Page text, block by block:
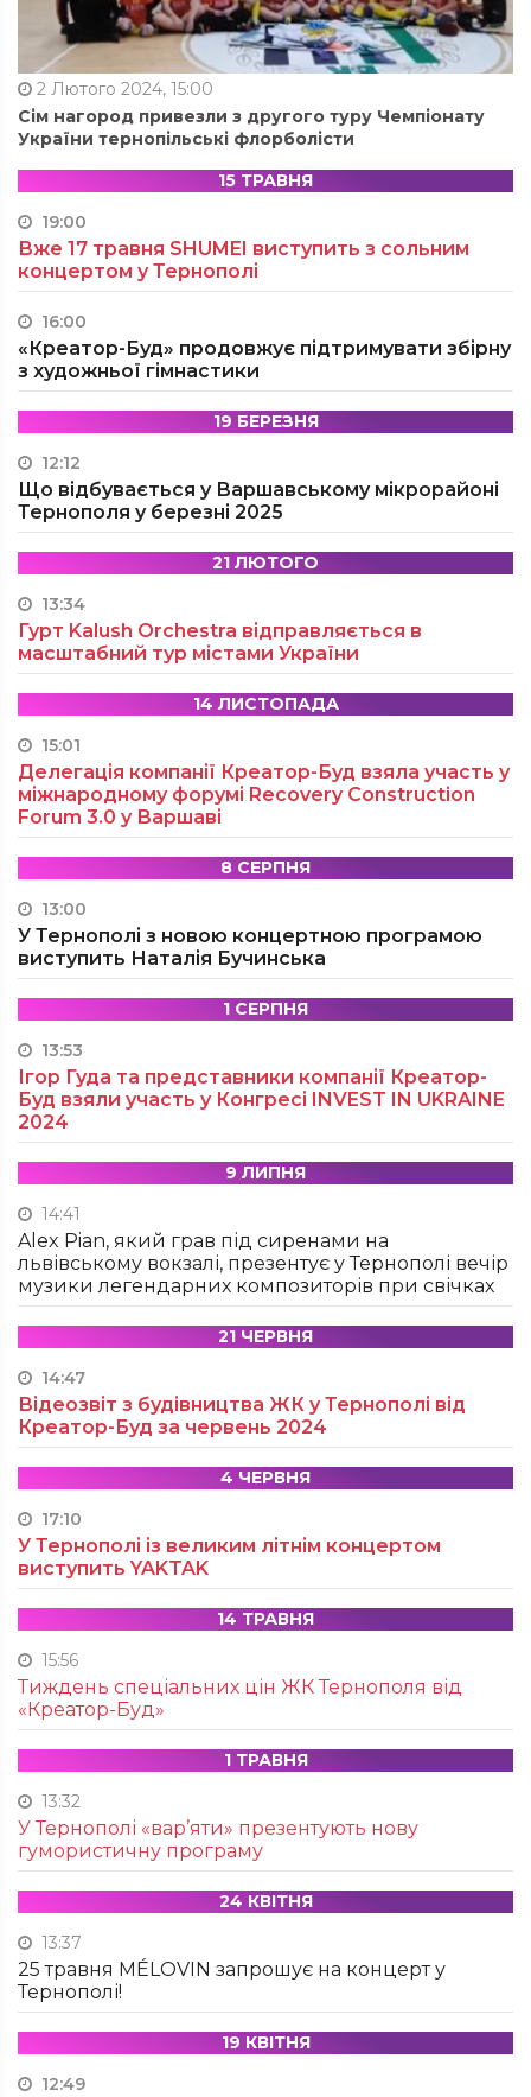
2 Лютого 2024, 15:00
Сім нагород привезли з другого туру Чемпіонату
України тернопільські флорболісти
15 ТРАВНЯ
19:00
Вже 17 травня SHUMEI виступить з сольним
концертом у Тернополі
16:00
«Креатор-Буд» продовжує підтримувати збірну
з художньої гімнастики
19 БЕРЕЗНЯ
12:12
Що відбувається у Варшавському мікрорайоні
Тернополя у березні 2025
21 ЛЮТОГО
13:34
Гурт Kalush Orchestra відправляється в
масштабний тур містами України
14 ЛИСТОПАДА
15:01
Делегація компанії Креатор-Буд взяла участь у
міжнародному форумі Recovery Construction
Forum 3.0 у Варшаві
8 СЕРПНЯ
13:00
У Тернополі з новою концертною програмою
виступить Наталія Бучинська
1 СЕРПНЯ
13:53
Ігор Гуда та представники компанії Креатор-
Буд взяли участь у Конгресі INVEST IN UKRAINE
2024
9 ЛИПНЯ
14:41
Alex Pian, який грав під сиренами на
львівському вокзалі, презентує у Тернополі вечір
музики легендарних композиторів при свічках
21 ЧЕРВНЯ
14:47
Відеозвіт з будівництва ЖК у Тернополі від
Креатор-Буд за червень 2024
4 ЧЕРВНЯ
17:10
У Тернополі із великим літнім концертом
виступить YAKTAK
14 ТРАВНЯ
15:56
Тиждень спеціальних цін ЖК Тернополя від
«Креатор-Буд»
1 ТРАВНЯ
13:32
У Тернополі «вар’яти» презентують нову
гумористичну програму
24 КВІТНЯ
13:37
25 травня MÉLOVIN запрошує на концерт у
Тернополі!
19 КВІТНЯ
12:49